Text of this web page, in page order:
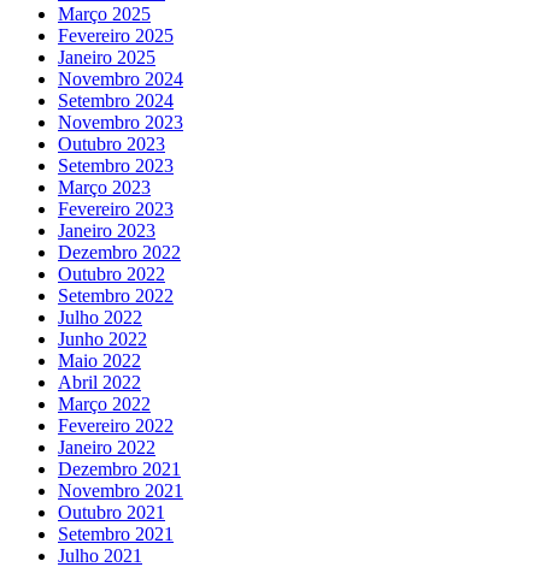
Março 2025
Fevereiro 2025
Janeiro 2025
Novembro 2024
Setembro 2024
Novembro 2023
Outubro 2023
Setembro 2023
Março 2023
Fevereiro 2023
Janeiro 2023
Dezembro 2022
Outubro 2022
Setembro 2022
Julho 2022
Junho 2022
Maio 2022
Abril 2022
Março 2022
Fevereiro 2022
Janeiro 2022
Dezembro 2021
Novembro 2021
Outubro 2021
Setembro 2021
Julho 2021